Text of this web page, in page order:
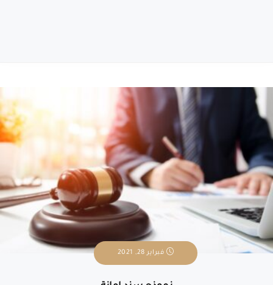
فبراير 28, 2021